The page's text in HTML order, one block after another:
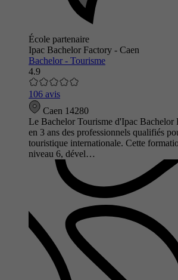
École partenaire
Ipac Bachelor Factory - Caen
Bachelor - Tourisme
4.9
106 avis
Caen 14280
Le Bachelor Tourisme d'Ipac Bachelor
en 3 ans des professionnels qualifiés
touristique internationale. Cette
niveau 6, dével…